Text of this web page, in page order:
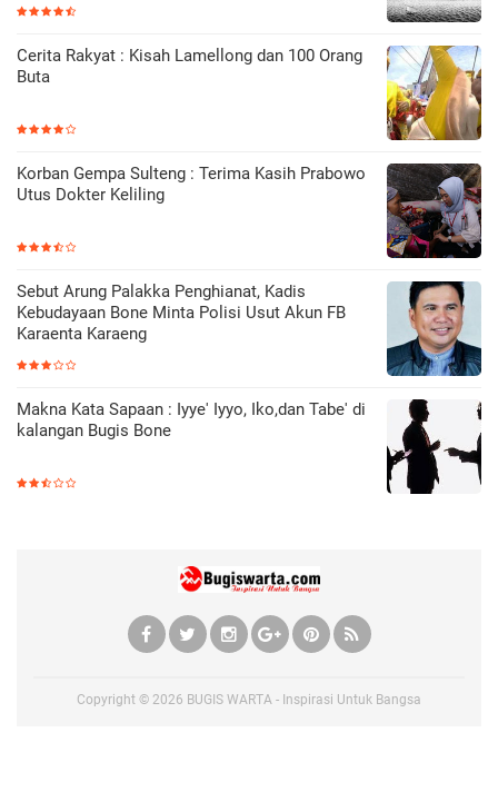
Cerita Rakyat : Kisah Lamellong dan 100 Orang
Buta
Korban Gempa Sulteng : Terima Kasih Prabowo
Utus Dokter Keliling
Sebut Arung Palakka Penghianat, Kadis
Kebudayaan Bone Minta Polisi Usut Akun FB
Karaenta Karaeng
Makna Kata Sapaan : Iyye' Iyyo, Iko,dan Tabe' di
kalangan Bugis Bone
Copyright © 2026 BUGIS WARTA - Inspirasi Untuk Bangsa